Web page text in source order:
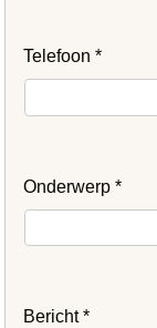
Telefoon*
Onderwerp*
Bericht*